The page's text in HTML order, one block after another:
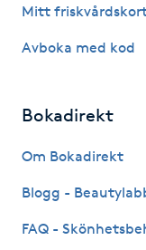
Japansk massage
Mitt
Avboka med kod
Bokadirekt
Om Bokadirekt
Blogg -
FAQ -